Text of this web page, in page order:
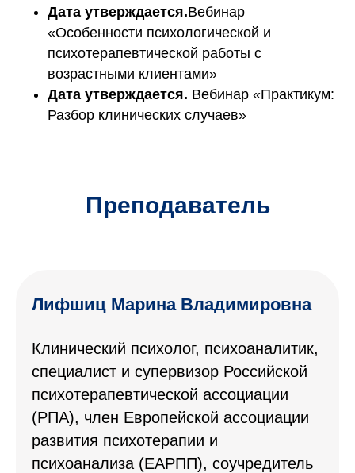
Дата утверждается.Вебинар
«Особенности психологической и
психотерапевтической работы с
возрастными клиентами»
Дата утверждается. Вебинар «Практикум:
Разбор клинических случаев»
Преподаватель
Лифшиц Марина Владимировна
Клинический психолог, психоаналитик,
специалист и супервизор Российской
психотерапевтической ассоциации
(РПА), член Европейской ассоциации
развития психотерапии и
психоанализа (ЕАРПП), соучредитель